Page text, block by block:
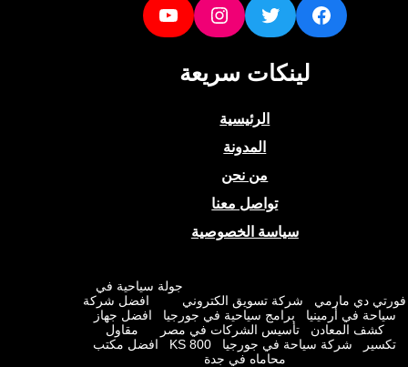
Instagram
YouTube
لينكات سريعة
الرئيسية
المدونة
من نحن
تواصل معنا
سياسة الخصوصية
جولة سياحية في
دي مارمي
شركة تسويق الكتروني
افضل شركة
في أرمينيا
برامج سياحية في جورجيا
افضل جهاز
المعادن
تأسيس الشركات في مصر
مقاول
شركة سياحة في جورجيا KS 800
افضل مكتب
محاماه في جدة